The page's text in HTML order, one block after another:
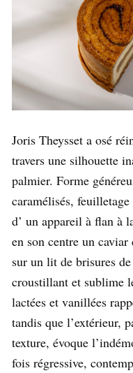
Joris Theysset a osé
travers une silhouette
palmier. Forme
caramélisés,
d’ un appareil à flan à
en son centre un
sur un lit de brisures
croustillant et sublime
lactées et vanillées
tandis que l’extérieur,
texture, évoque
fois régressive,